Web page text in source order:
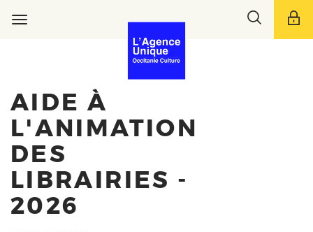
Toggle
AIDE À
L'ANIMATION
DES
LIBRAIRIES -
2026